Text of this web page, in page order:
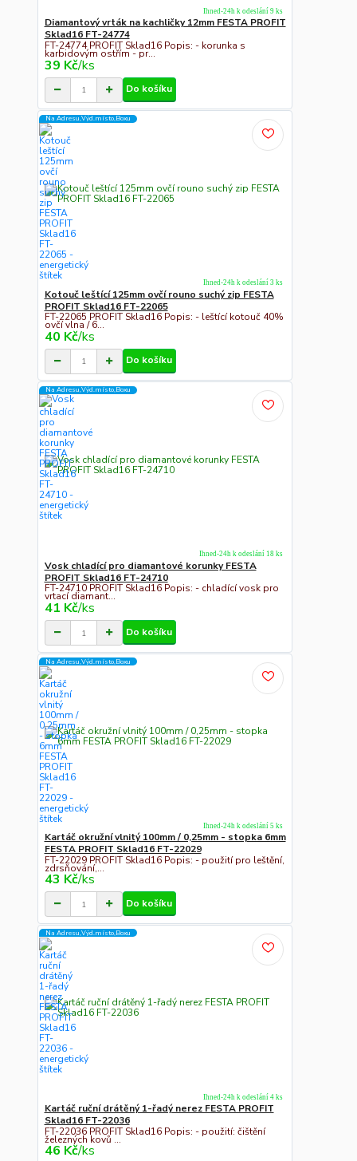
Diamantový vrták na kachličky 12mm FESTA PROFIT
Sklad16 FT-24774
FT-24774 PROFIT Sklad16 Popis: - korunka s
karbidovým ostřím - pr...
39 Kč/ks
Ihned-24h k odeslání 9 ks
Do košíku
Na Adresu,Výd.místo,Boxu
Kotouč leštící 125mm ovčí rouno suchý zip FESTA
PROFIT Sklad16 FT-22065
FT-22065 PROFIT Sklad16 Popis: - leštící kotouč 40%
ovčí vlna / 6...
40 Kč/ks
Ihned-24h k odeslání 3 ks
Do košíku
Na Adresu,Výd.místo,Boxu
Vosk chladící pro diamantové korunky FESTA
PROFIT Sklad16 FT-24710
FT-24710 PROFIT Sklad16 Popis: - chladící vosk pro
vrtací diamant...
41 Kč/ks
Ihned-24h k odeslání 18 ks
Do košíku
Na Adresu,Výd.místo,Boxu
Kartáč okružní vlnitý 100mm / 0,25mm - stopka 6mm
FESTA PROFIT Sklad16 FT-22029
FT-22029 PROFIT Sklad16 Popis: - použití pro leštění,
zdrsňování,...
43 Kč/ks
Ihned-24h k odeslání 5 ks
Do košíku
Na Adresu,Výd.místo,Boxu
Kartáč ruční drátěný 1-řadý nerez FESTA PROFIT
Sklad16 FT-22036
FT-22036 PROFIT Sklad16 Popis: - použití: čištění
železných kovů ...
46 Kč/ks
Ihned-24h k odeslání 4 ks